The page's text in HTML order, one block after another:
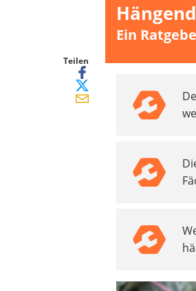
Schlauchtrommel
Teleskopleiter
Ameisengift
Teilen
Ein